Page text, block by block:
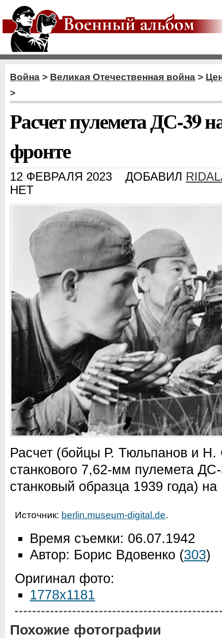
Война > Великая Отечественная война >
>
Расчет пулемета ДС-39
фронте
12 ФЕВРАЛЯ 2023 ДОБАВИЛ
НЕТ
Расчет (бойцы Р. Тюльпанов и Н.
станкового 7,62-мм пулемета
станковый образца 1939 года)
Источник: berlin.museum-digital.de.
Время съемки: 06.07.1942
Автор: Борис Вдовенко (303)
Оригинал фото:
1778x1181
Похожие фотографии